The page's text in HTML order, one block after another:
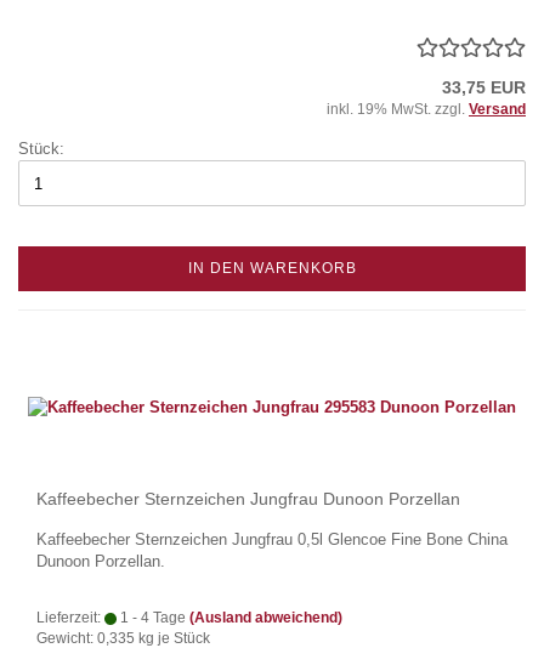
33,75 EUR
inkl. 19% MwSt. zzgl. Versand
Stück:
IN DEN WARENKORB
Kaffeebecher Sternzeichen Jungfrau Dunoon Porzellan
Kaffeebecher Sternzeichen Jungfrau 0,5l Glencoe Fine Bone China
Dunoon Porzellan.
Lieferzeit: 1 - 4 Tage (Ausland abweichend)
Gewicht: 0,335 kg je Stück